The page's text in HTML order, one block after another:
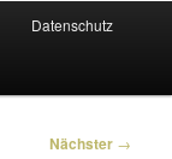
Datenschutz
Nächster →